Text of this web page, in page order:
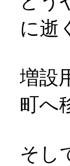
に逝
増設
町へ
そし